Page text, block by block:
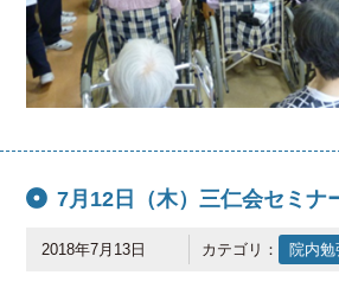
7月12日（木）三仁会セミナ
2018年7月13日 カテゴリ： 院内